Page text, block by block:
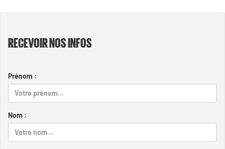
RECEVOIR NOS INFOS
Prénom :
Nom :